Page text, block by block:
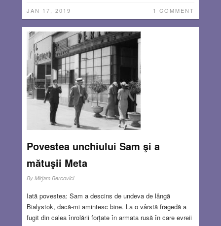
JAN 17, 2019 1 COMMENT
Povestea unchiului Sam şi a
mătuşii Meta
By Mirjam Bercovici
Iată povestea: Sam a descins de undeva de lângă
Bialystok, dacă-mi amintesc bine. La o vârstă fragedă a
fugit din calea înrolării forțate în armata rusă în care evreii